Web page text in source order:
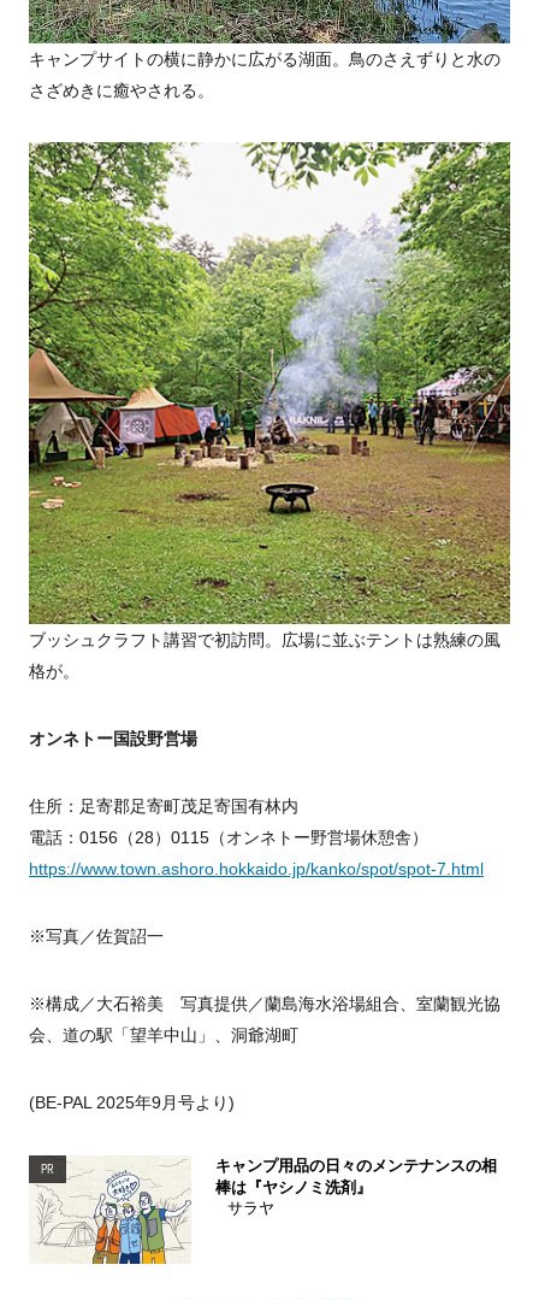
キャンプサイトの横に静かに広がる湖面。鳥のさえずりと水の
さざめきに癒やされる。
ブッシュクラフト講習で初訪問。広場に並ぶテントは熟練の風
格が。
オンネトー国設野営場
住所：足寄郡足寄町茂足寄国有林内
電話：0156（28）0115（オンネトー野営場休憩舎）
https://www.town.ashoro.hokkaido.jp/kanko/spot/spot-7.html
※写真／佐賀詔一
※構成／大石裕美 写真提供／蘭島海水浴場組合、室蘭観光協
会、道の駅「望羊中山」、洞爺湖町
(BE-PAL 2025年9月号より)
PR
キャンプ用品の日々のメンテナンスの相
棒は『ヤシノミ洗剤』
サラヤ